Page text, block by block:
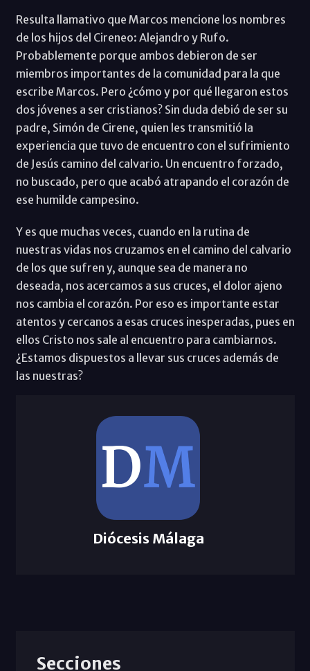
Resulta llamativo que Marcos mencione los nombres
de los hijos del Cireneo: Alejandro y Rufo.
Probablemente porque ambos debieron de ser
miembros importantes de la comunidad para la que
escribe Marcos. Pero ¿cómo y por qué llegaron estos
dos jóvenes a ser cristianos? Sin duda debió de ser su
padre, Simón de Cirene, quien les transmitió la
experiencia que tuvo de encuentro con el sufrimiento
de Jesús camino del calvario. Un encuentro forzado,
no buscado, pero que acabó atrapando el corazón de
ese humilde campesino.
Y es que muchas veces, cuando en la rutina de
nuestras vidas nos cruzamos en el camino del calvario
de los que sufren y, aunque sea de manera no
deseada, nos acercamos a sus cruces, el dolor ajeno
nos cambia el corazón. Por eso es importante estar
atentos y cercanos a esas cruces inesperadas, pues en
ellos Cristo nos sale al encuentro para cambiarnos.
¿Estamos dispuestos a llevar sus cruces además de
las nuestras?
Diócesis Málaga
Secciones